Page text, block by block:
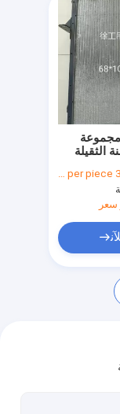
XTD25-ZC مجموعة
الثقيلة